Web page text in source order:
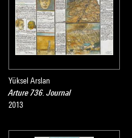
Yüksel Arslan
Arture 736. Journal
2013